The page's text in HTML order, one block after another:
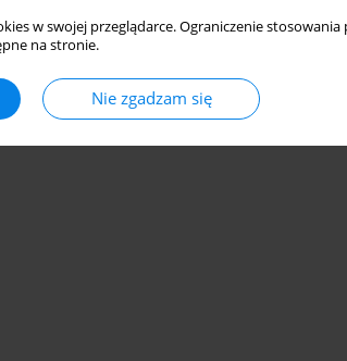
w swojej przeglądarce. Ograniczenie
na stronie.
Nie zgadzam się